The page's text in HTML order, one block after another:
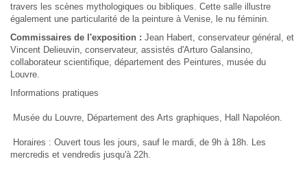
travers les scènes mythologiques ou bibliques. Cette salle illustre
également une particularité de la peinture à Venise, le nu féminin.
Commissaires de l'exposition : Jean Habert, conservateur général, et
Vincent Delieuvin, conservateur, assistés d'Arturo Galansino,
collaborateur scientifique, département des Peintures, musée du
Louvre.
Informations pratiques
Musée du Louvre, Département des Arts graphiques, Hall Napoléon.
Horaires : Ouvert tous les jours, sauf le mardi, de 9h à 18h. Les
mercredis et vendredis jusqu'à 22h.